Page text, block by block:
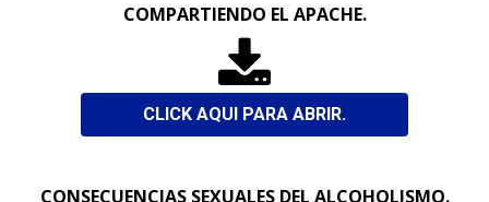
COMPARTIENDO EL APACHE.

CLICK AQUI PARA ABRIR.
CONSECUENCIAS SEXUALES DEL ALCOHOLISMO.